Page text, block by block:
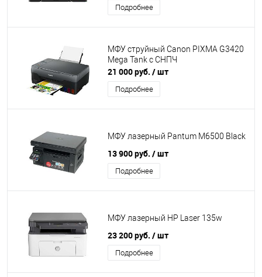
Подробнее
МФУ струйный Canon PIXMA G3420
Mega Tank с СНПЧ
21 000 руб. / шт
Подробнее
МФУ лазерный Pantum M6500 Black
13 900 руб. / шт
Подробнее
МФУ лазерный HP Laser 135w
23 200 руб. / шт
Подробнее